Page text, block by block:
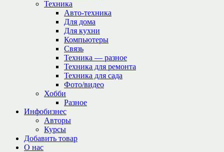
Техника
Авто-техника
Для дома
Для кухни
Компьютеры
Связь
Техника — разное
Техника для ремонта
Техника для сада
Фото/видео
Хобби
Разное
Инфобизнес
Авторы
Курсы
Добавить товар
О нас